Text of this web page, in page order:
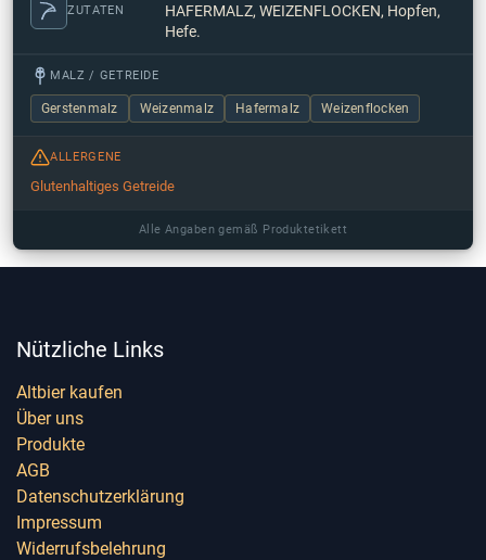
ZUTATEN
HAFERMALZ, WEIZENFLOCKEN, Hopfen,
Hefe.
MALZ / GETREIDE
Gerstenmalz Weizenmalz Hafermalz Weizenflocken
ALLERGENE
Glutenhaltiges Getreide
Alle Angaben gemäß Produktetikett
Nützliche Links
Altbier kaufen
Über uns
Produkte
AGB
Datenschutzerklärung
Impressum
Widerrufsbelehrung